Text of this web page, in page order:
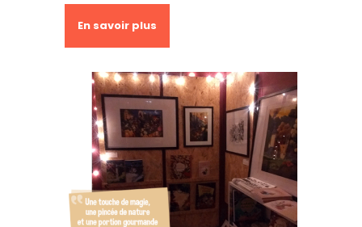
En savoir plus